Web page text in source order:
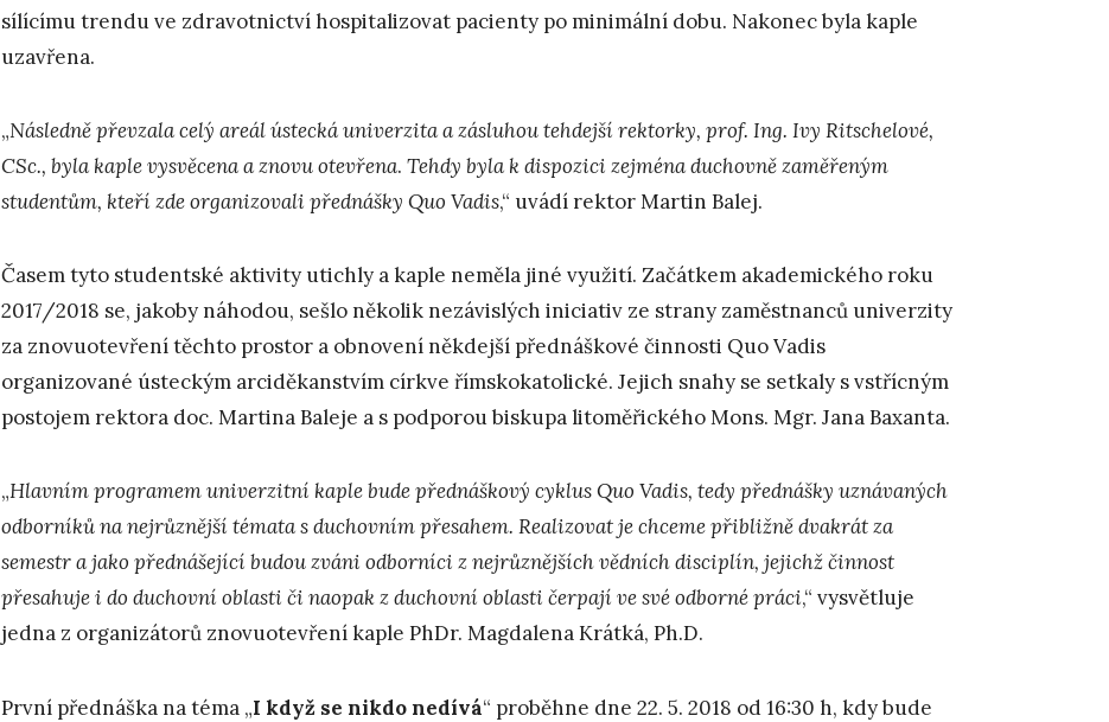
sílícímu trendu ve zdravotnictví hospitalizovat pacienty po minimální dobu. Nakonec byla kaple
uzavřena.
„Následně převzala celý areál ústecká univerzita a zásluhou tehdejší rektorky, prof. Ing. Ivy Ritschelové,
CSc., byla kaple vysvěcena a znovu otevřena. Tehdy byla k dispozici zejména duchovně zaměřeným
studentům, kteří zde organizovali přednášky Quo Vadis,“ uvádí rektor Martin Balej.
Časem tyto studentské aktivity utichly a kaple neměla jiné využití. Začátkem akademického roku
2017/2018 se, jakoby náhodou, sešlo několik nezávislých iniciativ ze strany zaměstnanců univerzity
za znovuotevření těchto prostor a obnovení někdejší přednáškové činnosti Quo Vadis
organizované ústeckým arciděkanstvím církve římskokatolické. Jejich snahy se setkaly s vstřícným
postojem rektora doc. Martina Baleje a s podporou biskupa litoměřického Mons. Mgr. Jana Baxanta.
„Hlavním programem univerzitní kaple bude přednáškový cyklus Quo Vadis, tedy přednášky uznávaných
odborníků na nejrůznější témata s duchovním přesahem. Realizovat je chceme přibližně dvakrát za
semestr a jako přednášející budou zváni odborníci z nejrůznějších vědních disciplín, jejichž činnost
přesahuje i do duchovní oblasti či naopak z duchovní oblasti čerpají ve své odborné práci,“ vysvětluje
jedna z organizátorů znovuotevření kaple PhDr. Magdalena Krátká, Ph.D.
První přednáška na téma „I když se nikdo nedívá“ proběhne dne 22. 5. 2018 od 16:30 h, kdy bude